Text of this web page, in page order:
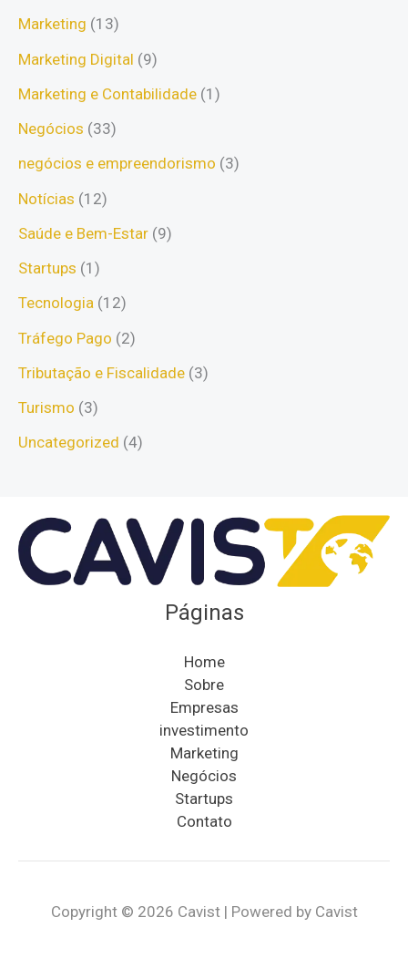
Marketing (13)
Marketing Digital (9)
Marketing e Contabilidade (1)
Negócios (33)
negócios e empreendorismo (3)
Notícias (12)
Saúde e Bem-Estar (9)
Startups (1)
Tecnologia (12)
Tráfego Pago (2)
Tributação e Fiscalidade (3)
Turismo (3)
Uncategorized (4)
Páginas
Home
Sobre
Empresas
investimento
Marketing
Negócios
Startups
Contato
Copyright © 2026 Cavist | Powered by Cavist